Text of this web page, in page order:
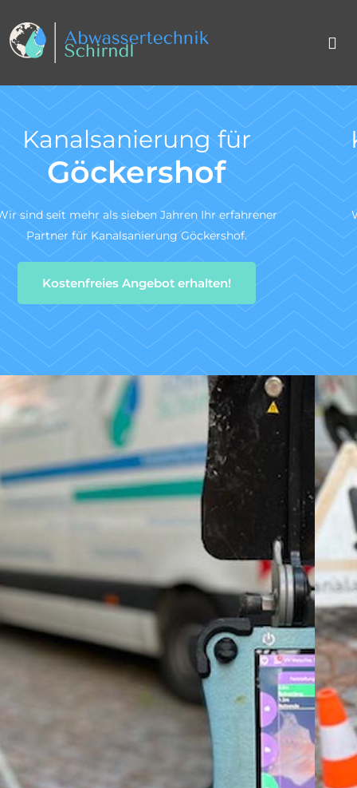
Kanal TV-
nach DIN 1986-30
Wir sind ein zertifiziertes Fachunternehmen für
Kanal-TV-Untersuchung gem. DIN 1986-30.
Zum Angebotsservice